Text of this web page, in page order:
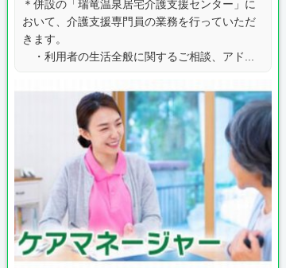
＊併設の「瑞竜温泉居宅介護支援センター」に
おいて、介護支援専門員の業務を行っていただ
きます。
・利用者の生活全般に関するご相談、アド...